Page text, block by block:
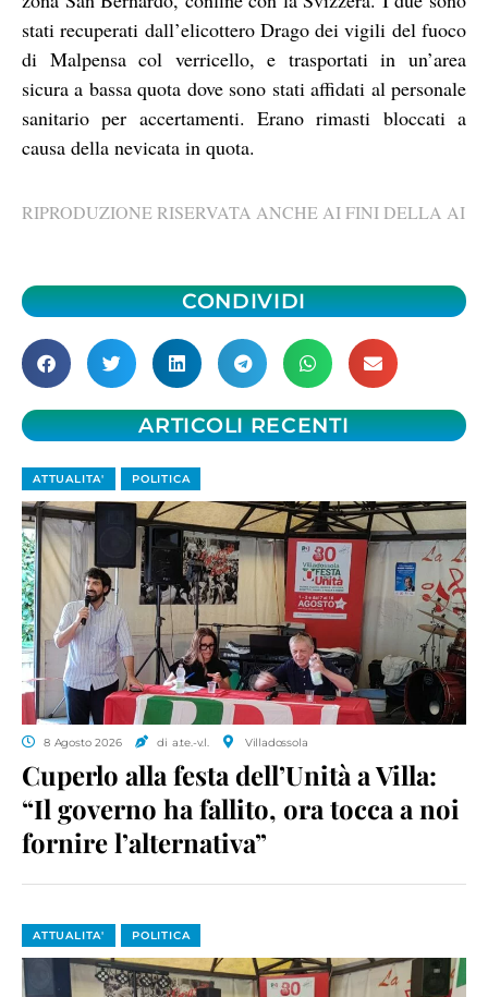
stati recuperati dall’elicottero Drago dei vigili del fuoco
di Malpensa col verricello, e trasportati in un’area
sicura a bassa quota dove sono stati affidati al personale
sanitario per accertamenti. Erano rimasti bloccati a
causa della nevicata in quota.
RIPRODUZIONE RISERVATA ANCHE AI FINI DELLA AI
CONDIVIDI
ARTICOLI RECENTI
ATTUALITA' POLITICA
8 Agosto 2026 di a.te.-v.l. Villadossola
Cuperlo alla festa dell’Unità a Villa:
“Il governo ha fallito, ora tocca a noi
fornire l’alternativa”
ATTUALITA' POLITICA